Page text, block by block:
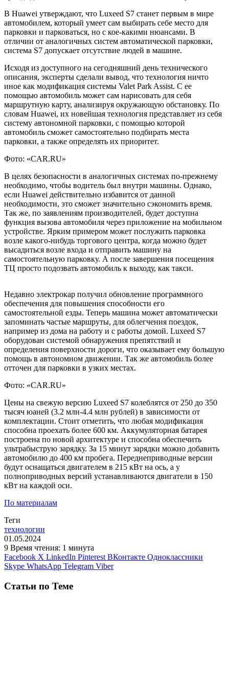
В Huawei утверждают, что Luxeed S7 станет первым в мире
автомобилем, который умеет сам выбирать себе место для
парковки и парковаться, но с кое-какими нюансами. В
отличии от аналогичных систем автоматической парковки,
система S7 допускает отсутствие людей в машине.
Исходя из доступного на сегодняшний день технического
описания, эксперты сделали вывод, что технология ничто
иное как модификация системы Valet Park Assist. С ее
помощью автомобиль может сам нарисовать для себя
маршрутную карту, анализируя окружающую обстановку. По
словам Huawei, их новейшая технология представляет из себя
систему автономной парковки, с помощью которой
автомобиль сможет самостоятельно подбирать места
парковки, а также определять их приоритет.
Фото: «CAR.RU»
В целях безопасности в аналогичных системах по-прежнему
необходимо, чтобы водитель был внутри машины. Однако,
если Huawei действительно избавится от данной
необходимости, это сможет значительно сэкономить время.
Так же, по заявлениям производителей, будет доступна
функция вызова автомобиля через приложение на мобильном
устройстве. Ярким примером может послужить парковка
возле какого-нибудь торгового центра, когда можно будет
высадиться возле входа и отправить машину на
самостоятельную парковку. А после завершения посещения
ТЦ просто подозвать автомобиль к выходу, как такси.
Недавно электрокар получил обновление программного
обеспечения для повышения способности его
самостоятельной езды. Теперь машина может автоматически
запоминать частые маршруты, для облегчения поездок,
например из дома на работу и с работы домой. Luxeed S7
оборудован системой обнаружения препятствий и
определения поверхности дороги, что оказывает ему большую
помощь в автономном движении. Так же автомобиль более
отточен для парковки в узких местах.
Фото: «CAR.RU»
Цены на свежую версию Luxeed S7 колеблятся от 250 до 350
тысяч юаней (3.2 млн-4.4 млн рублей) в зависимости от
комплектации. Стоит отметить, что любая модификация
способна проехать более 600 км. Аккумуляторная батарея
построена по новой архитектуре и способна обеспечить
ультрабыструю зарядку. За 15 минут зарядки можно добавить
автомобилю до 400 км пробега. Переднеприводные версии
будут оснащаться двигателем в 215 кВт на ось, а у
полноприводных версий устанавливаются двигатели в 150
кВт на каждой оси.
По материалам
Теги
технологии
01.05.2024
9 Время чтения: 1 минута
Facebook X LinkedIn Pinterest ВКонтакте Одноклассники
Skype WhatsApp Telegram Viber
Статьи по Теме